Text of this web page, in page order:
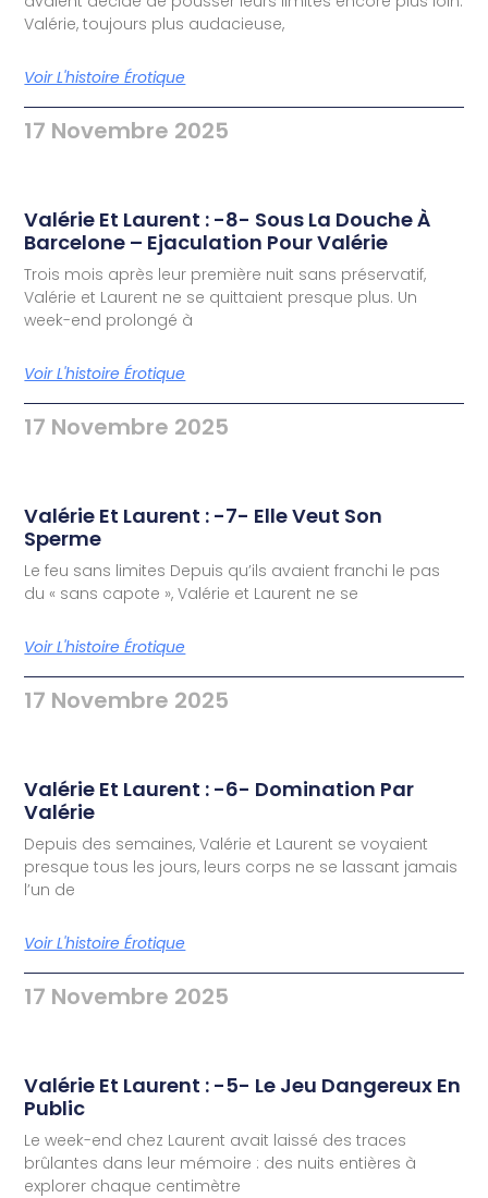
Valérie, toujours plus audacieuse,
Voir L'histoire Érotique
17 Novembre 2025
Valérie Et Laurent : -8- Sous La Douche À
Barcelone – Ejaculation Pour Valérie
Trois mois après leur première nuit sans préservatif,
Valérie et Laurent ne se quittaient presque plus. Un
week-end prolongé à
Voir L'histoire Érotique
17 Novembre 2025
Valérie Et Laurent : -7- Elle Veut Son
Sperme
Le feu sans limites Depuis qu’ils avaient franchi le pas
du « sans capote », Valérie et Laurent ne se
Voir L'histoire Érotique
17 Novembre 2025
Valérie Et Laurent : -6- Domination Par
Valérie
Depuis des semaines, Valérie et Laurent se voyaient
presque tous les jours, leurs corps ne se lassant jamais
l’un de
Voir L'histoire Érotique
17 Novembre 2025
Valérie Et Laurent : -5- Le Jeu Dangereux En
Public
Le week-end chez Laurent avait laissé des traces
brûlantes dans leur mémoire : des nuits entières à
explorer chaque centimètre